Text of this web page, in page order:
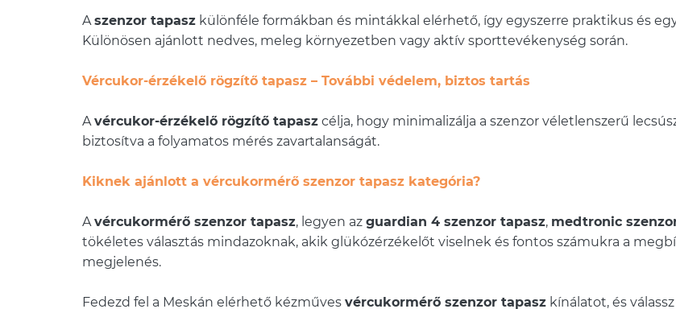
Aszenzor tapasz különféle formákban és mintákkal elérhető, így egyszerre praktikus és
Különösen ajánlott nedves, meleg környezetben vagy aktív sporttevékenység során.
Vércukor-érzékelő rögzítő tapasz – További védelem, biztos tartás
Avércukor-érzékelő rögzítő tapasz célja, hogy minimalizálja a szenzor véletlenszerű
biztosítva a folyamatos mérés zavartalanságát.
Kiknek ajánlott a vércukormérő szenzor tapasz kategória?
Avércukormérő szenzor tapasz, legyen az guardian 4 szenzor tapasz, medtronic
tökéletes választás mindazoknak, akik glükózérzékelőt viselnek és fontos számukra a
megjelenés.
Fedezd fel a Meskán elérhető kézműves vércukormérő szenzor tapasz kínálatot, és